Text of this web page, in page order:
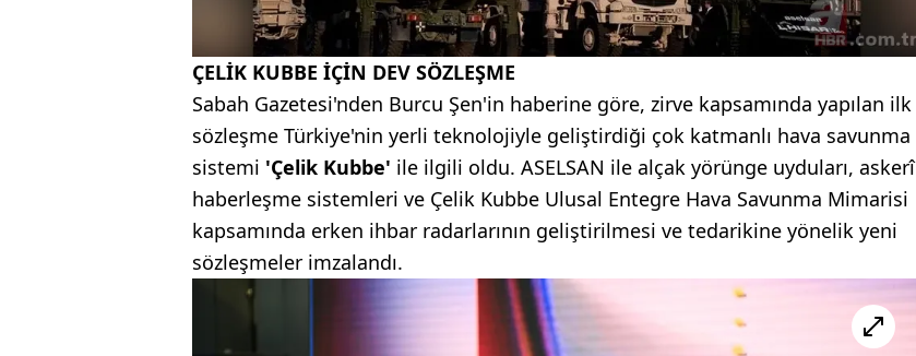
ÇELİK KUBBE İÇİN DEV SÖZLEŞME
Sabah Gazetesi'nden Burcu Şen'in haberine göre, zirve kapsamında yapılan ilk
sözleşme Türkiye'nin yerli teknolojiyle geliştirdiği çok katmanlı hava savunma
sistemi 'Çelik Kubbe' ile ilgili oldu. ASELSAN ile alçak yörünge uyduları, askerî
haberleşme sistemleri ve Çelik Kubbe Ulusal Entegre Hava Savunma Mimarisi
kapsamında erken ihbar radarlarının geliştirilmesi ve tedarikine yönelik yeni
sözleşmeler imzalandı.